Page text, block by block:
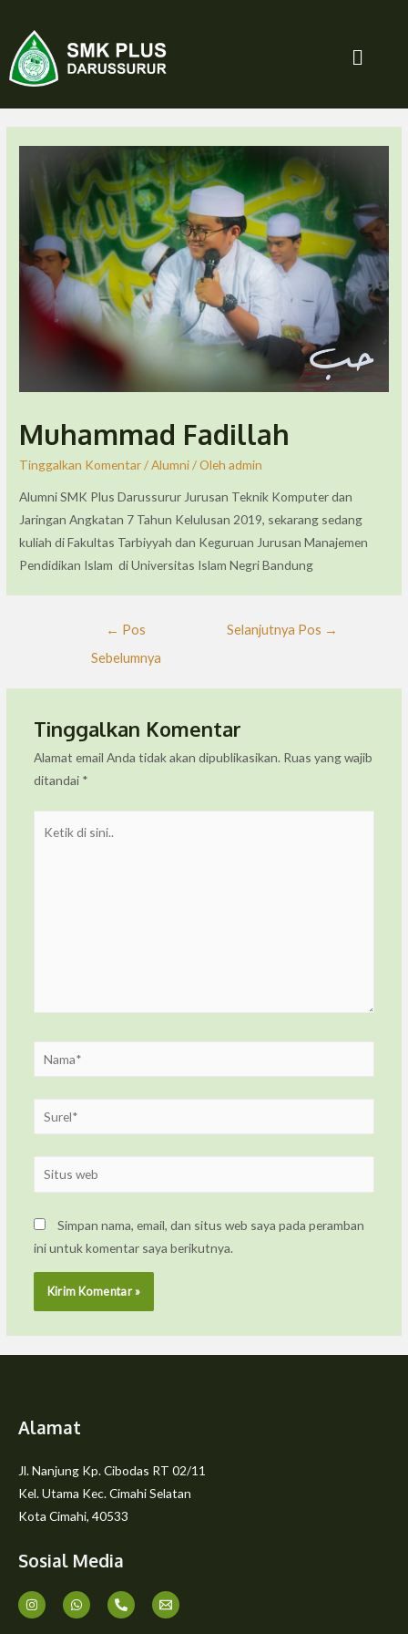
Muhammad Fadillah
Tinggalkan Komentar/Alumni/ Olehadmin
Alumni SMK Plus Darussurur Jurusan Teknik Komputer dan
Jaringan Angkatan 7 Tahun Kelulusan 2019, sekarang sedang
kuliah di Fakultas Tarbiyyah dan Keguruan Jurusan Manajemen
Pendidikan Islam di Universitas Islam Negri Bandung
← Pos
Sebelumnya
Selanjutnya Pos →
Tinggalkan Komentar
Alamat email Anda tidak akan dipublikasikan. Ruas yang wajib
ditandai *
Simpan nama, email, dan situs web saya pada peramban
ini untuk komentar saya berikutnya.
Alamat
Jl. Nanjung Kp. Cibodas RT 02/11
Kel. Utama Kec. Cimahi Selatan
Kota Cimahi, 40533
Sosial Media